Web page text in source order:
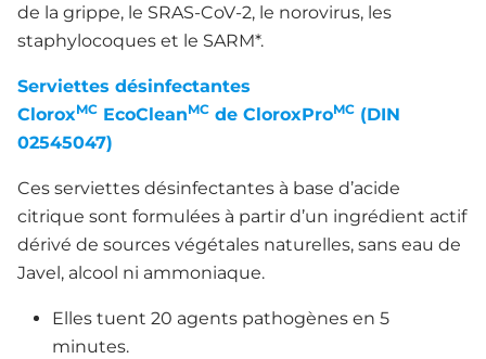
de la grippe, le SRAS-CoV-2, le norovirus, les
staphylocoques et le SARM*.
Serviettes désinfectantes
CloroxMC EcoCleanMC de CloroxProMC (DIN
02545047)
Ces serviettes désinfectantes à base d’acide
citrique sont formulées à partir d’un ingrédient actif
dérivé de sources végétales naturelles, sans eau de
Javel, alcool ni ammoniaque.
Elles tuent 20 agents pathogènes en 5
minutes.